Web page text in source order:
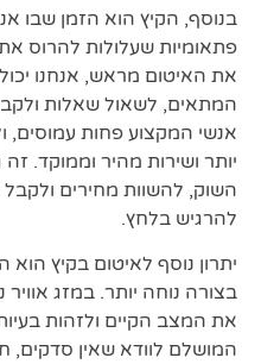
בנוסף, הקיץ הוא הזמן שבו
פתאומיות שעלולות להרוס
את האיטום מראש, אנחנו
המתאים, לשאול שאלות
אנשי המקצוע פחות עמוסים,
יותר ושירות מהיר וממוקד.
השוק, להשוות מחירים
להרגיש בלחץ.
יתרון נוסף לאיטום בקיץ
בצורה נוחה יותר. במזג אוויר
את המצב הקיים ולזהות
המושלם לוודא שאין סדקים,